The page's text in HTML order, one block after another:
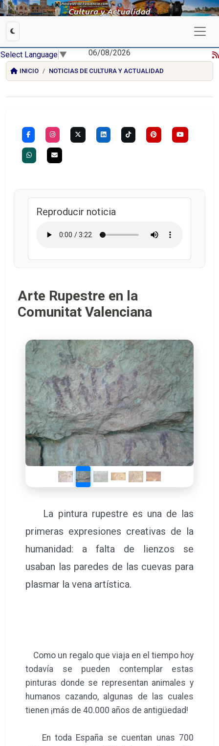
Select Language ▼ 06/08/2026
INICIO NOTICIAS DE CULTURA Y ACTUALIDAD
Reproducir noticia
Arte Rupestre en la
Comunitat Valenciana
La pintura rupestre es una de las
primeras expresiones creativas de la
humanidad: a falta de lienzos se
usaban las paredes de las cuevas para
plasmar la vena artística.
Como un regalo que viaja en el tiempo hoy
todavía se pueden contemplar estas
pinturas donde se representan animales y
humanos cazando, algunas de las cuales
tienen ¡más de 40.000 años de antigüedad!
En toda España se cuentan unas 700